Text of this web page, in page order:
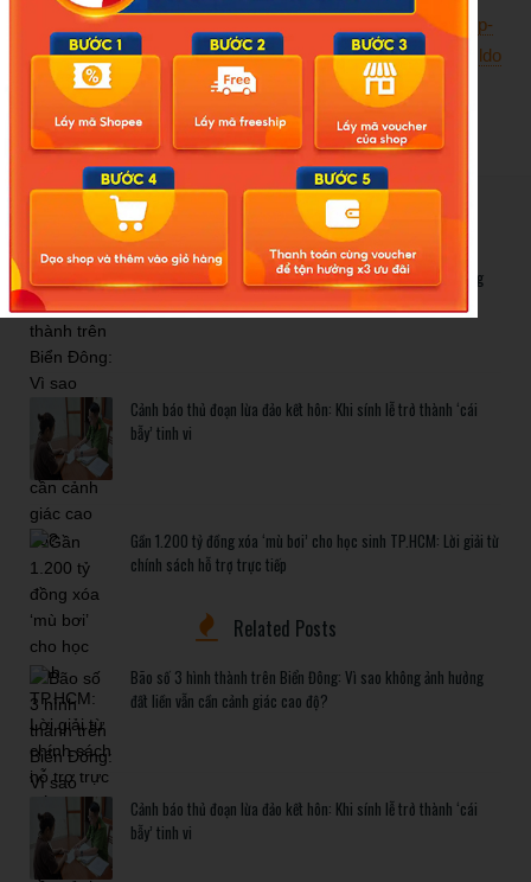
Nguồn:https://laodong.vn/giao-duc/hieu-truong-ke-toan-hop-
thuc-hoa-chung-tu-rut-hon-13-ti-dong-ngan-sach-1652745.ldo
New Posts
Bão số 3 hình thành trên Biển Đông: Vì sao không ảnh hưởng
đất liền vẫn cần cảnh giác cao độ?
Cảnh báo thủ đoạn lừa đảo kết hôn: Khi sính lễ trở thành ‘cái
bẫy’ tinh vi
Gần 1.200 tỷ đồng xóa ‘mù bơi’ cho học sinh TP.HCM: Lời giải từ
chính sách hỗ trợ trực tiếp
Related Posts
Bão số 3 hình thành trên Biển Đông: Vì sao không ảnh hưởng
đất liền vẫn cần cảnh giác cao độ?
Cảnh báo thủ đoạn lừa đảo kết hôn: Khi sính lễ trở thành ‘cái
bẫy’ tinh vi